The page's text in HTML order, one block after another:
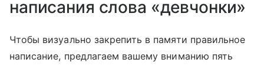
написания слова «девчонки»
Чтобы визуально закрепить в памяти правильное
написание, предлагаем вашему вниманию пять